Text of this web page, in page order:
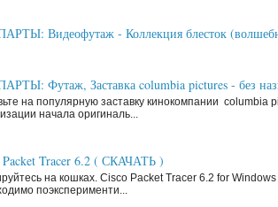
Видеофутаж - Коллекция блесток
Футаж, Заставка columbia pictures - без
на популярную заставку кинокомпании
начала оригиналь...
Packet Tracer 6.2 ( СКАЧАТЬ )
на кошках. Cisco Packet Tracer 6.2 for
поэксперименти...